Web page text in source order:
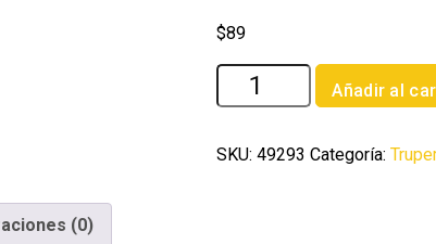
$89
Bolsa
con
cartuchos
Añadir al
SKU:49293 Categoría:
(0)